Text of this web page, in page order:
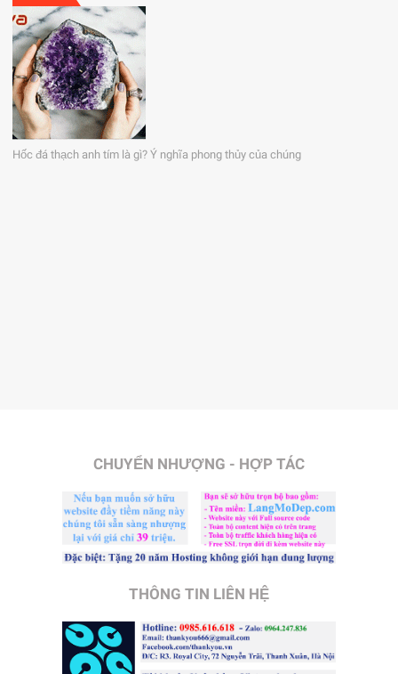
Hốc đá thạch anh tím là gì? Ý nghĩa phong thủy của chúng
CHUYỂN NHƯỢNG - HỢP TÁC
THÔNG TIN LIÊN HỆ